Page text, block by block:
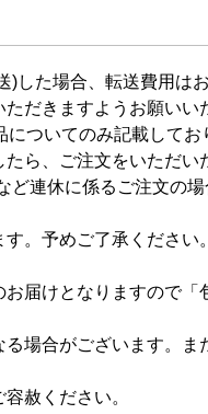
)した場合、転送費用は
だきますようお願いい
ついてのみ記載してお
ら、ご注文をいただい
ど連休に係るご注文の
。予めご了承ください。
届けとなりますので
場合がございます。ま
赦ください。